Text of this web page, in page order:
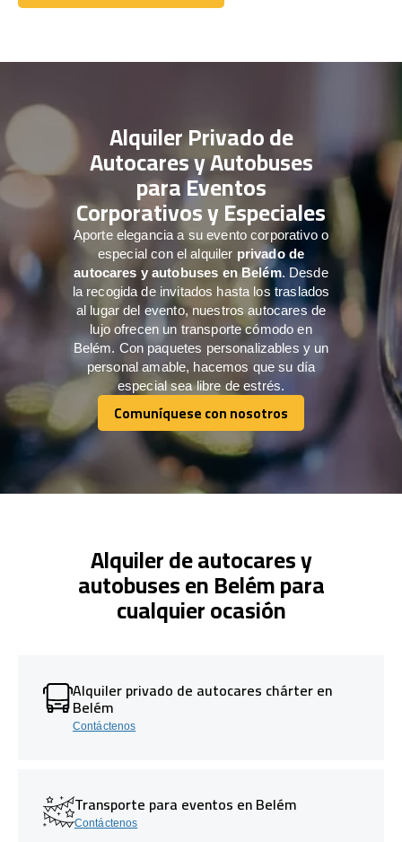
Comuníquese con nosotros
Alquiler Privado de
Autocares y Autobuses
para Eventos
Corporativos y Especiales
Aporte elegancia a su evento corporativo o
especial con el alquiler privado de
autocares y autobuses en Belém. Desde
la recogida de invitados hasta los traslados
al lugar del evento, nuestros autocares de
lujo ofrecen un transporte cómodo en
Belém. Con paquetes personalizables y un
personal amable, hacemos que su día
especial sea libre de estrés.
Comuníquese con nosotros
Comuníquese con nosotros
Alquiler de autocares y
autobuses en Belém para
cualquier ocasión
Alquiler privado de autocares chárter en
Belém
Contáctenos
Transporte para eventos en Belém
Contáctenos